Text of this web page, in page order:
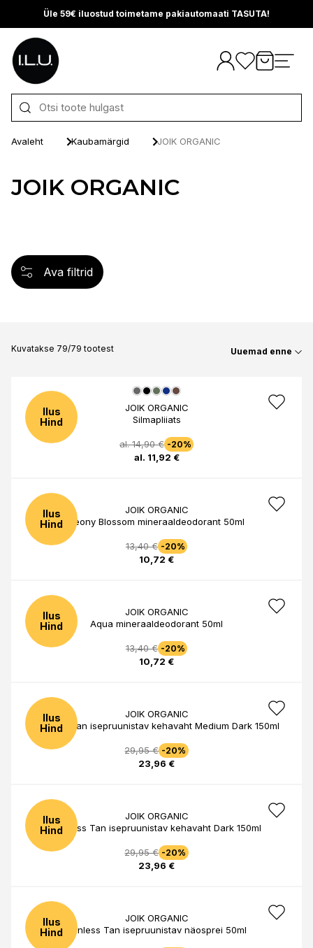
Üle 59€ iluostud toimetame pakiautomaati TASUTA!
Otse sisu juurde
Avaleht Kaubamärgid JOIK ORGANIC
JOIK ORGANIC
Ava filtrid
Kuvatakse 79/79 tootest Uuemad enne
Ilus
Hind
JOIK ORGANIC
Silmapliiats
al. 14,90 € -20%
al. 11,92 €
Ilus
Hind
JOIK ORGANIC
Peony Blossom mineraaldeodorant 50ml
13,40 € -20%
10,72 €
Ilus
Hind
JOIK ORGANIC
Aqua mineraaldeodorant 50ml
13,40 € -20%
10,72 €
Ilus
Hind
JOIK ORGANIC
Sunless Tan isepruunistav kehavaht Medium Dark 150ml
29,95 € -20%
23,96 €
Ilus
Hind
JOIK ORGANIC
Sunless Tan isepruunistav kehavaht Dark 150ml
29,95 € -20%
23,96 €
Ilus
Hind
JOIK ORGANIC
Sunless Tan isepruunistav näosprei 50ml